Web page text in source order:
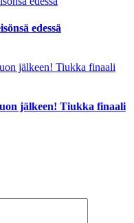
edessä
jälkeen! Tiukka finaali